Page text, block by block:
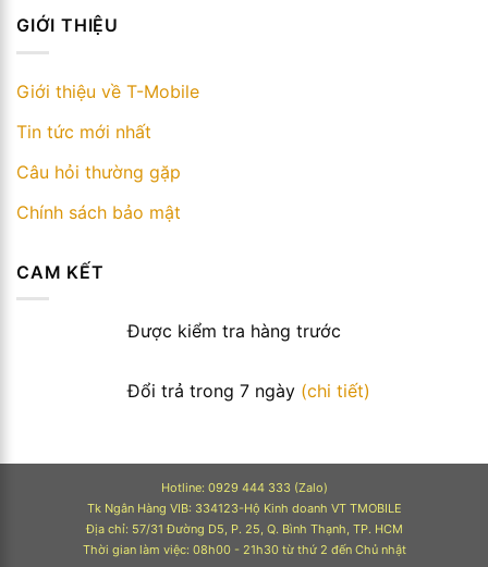
GIỚI THIỆU
Giới thiệu về T-Mobile
Tin tức mới nhất
Câu hỏi thường gặp
Chính sách bảo mật
CAM KẾT
Được kiểm tra hàng trước
Đổi trả trong 7 ngày (chi tiết)
Hotline: 0929 444 333 (Zalo)
Tk Ngân Hàng VIB: 334123-Hộ Kinh doanh VT TMOBILE
Địa chỉ: 57/31 Đường D5, P. 25, Q. Bình Thạnh, TP. HCM
Thời gian làm việc: 08h00 - 21h30 từ thứ 2 đến Chủ nhật